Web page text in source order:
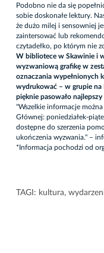
Podobno nie da się
sobie doskonałe lektury.
że dużo milej i sensowniej
zaintersować lub
czytadełko, po którym nie
W bibliotece w Skawinie i
wyzwaniową grafikę w
oznaczania wypełnionych
wydrukować – w grupie na
pięknie pasowało
"Wszelkie informacje
Głównej: poniedziałek-
dostępne do szerzenia
ukończenia wyzwania." –
*Informacja pochodzi od
TAGI: kultura,